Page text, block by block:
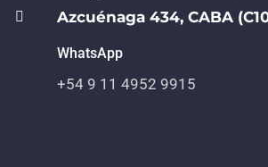
 Azcuénaga 434, CABA
WhatsApp
+54 9 11 4952 9915